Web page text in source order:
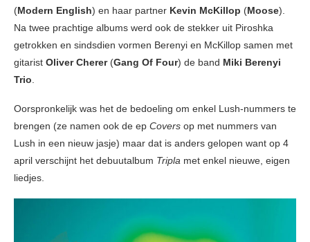
(Modern English) en haar partner Kevin McKillop (Moose).
Na twee prachtige albums werd ook de stekker uit Piroshka
getrokken en sindsdien vormen Berenyi en McKillop samen met
gitarist Oliver Cherer (Gang Of Four) de band Miki Berenyi
Trio.
Oorspronkelijk was het de bedoeling om enkel Lush-nummers te
brengen (ze namen ook de ep Covers op met nummers van
Lush in een nieuw jasje) maar dat is anders gelopen want op 4
april verschijnt het debuutalbum Tripla met enkel nieuwe, eigen
liedjes.